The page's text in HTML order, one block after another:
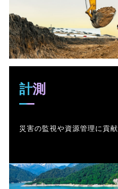
計測
災害の監視や資源管理に貢献